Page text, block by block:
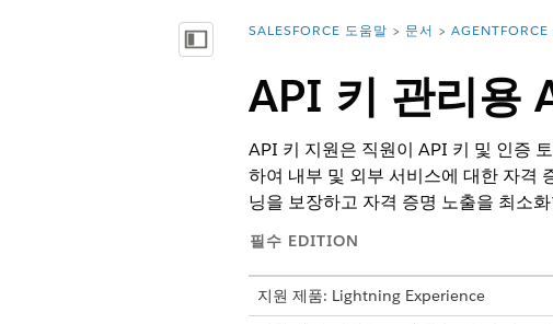
목차 표시 위치:
SALESFORCE 도움말 문서
API 키 관리용
API 키 지원은 직원이 API 키 및 인증
하여 내부 및 외부 서비스에 대한 자격
닝을 보장하고 자격 증명 노출을 최소
필수 EDITION
지원 제품: Lightning Experience